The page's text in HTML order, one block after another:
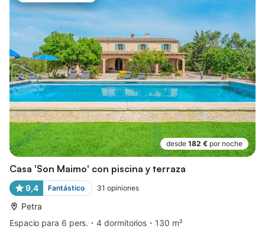
desde 182 € por noche
Casa 'Son Maimo' con piscina y terraza
9,4 Fantástico 31 opiniones
Petra
Espacio para 6 pers.
4 dormitorios
130 m²